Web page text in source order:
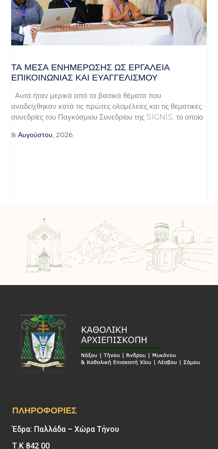
ΤΑ ΜΈΣΑ ΕΝΗΜΈΡΩΣΗΣ ΩΣ ΕΡΓΑΛΕΊΑ
ΕΠΙΚΟΙΝΩΝΊΑΣ ΚΑΙ ΕΥΑΓΓΕΛΙΣΜΟΎ
Αυτά ήταν μερικά από τα βασικά θέματα που
αναδείχθηκαν κατά τις πρώτες ολομέλειες και τις θεματικές
συνεδρίες του Παγκόσμιου Συνεδρίου της SIGNIS, το οποίο
8 Αυγούστου, 2026
ΠΛΗΡΟΦΟΡΊΕΣ
Έδρα: Παλλάδα – Χώρα Τήνου
Τ.Κ 842 00